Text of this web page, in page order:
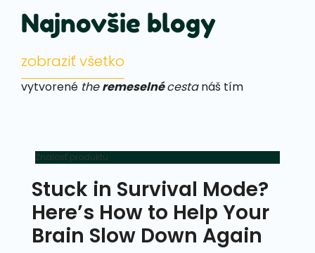
Najnovšie blogy
zobraziť všetko
vytvorené theremeselnécestanáš tím
Znalosť produktu
Stuck in Survival Mode?
Here’s How to Help Your
Brain Slow Down Again